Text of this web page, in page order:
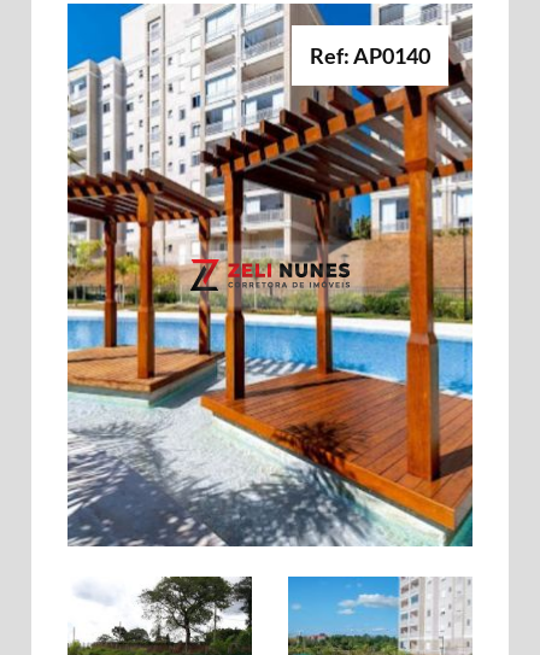
Ref: AP0140